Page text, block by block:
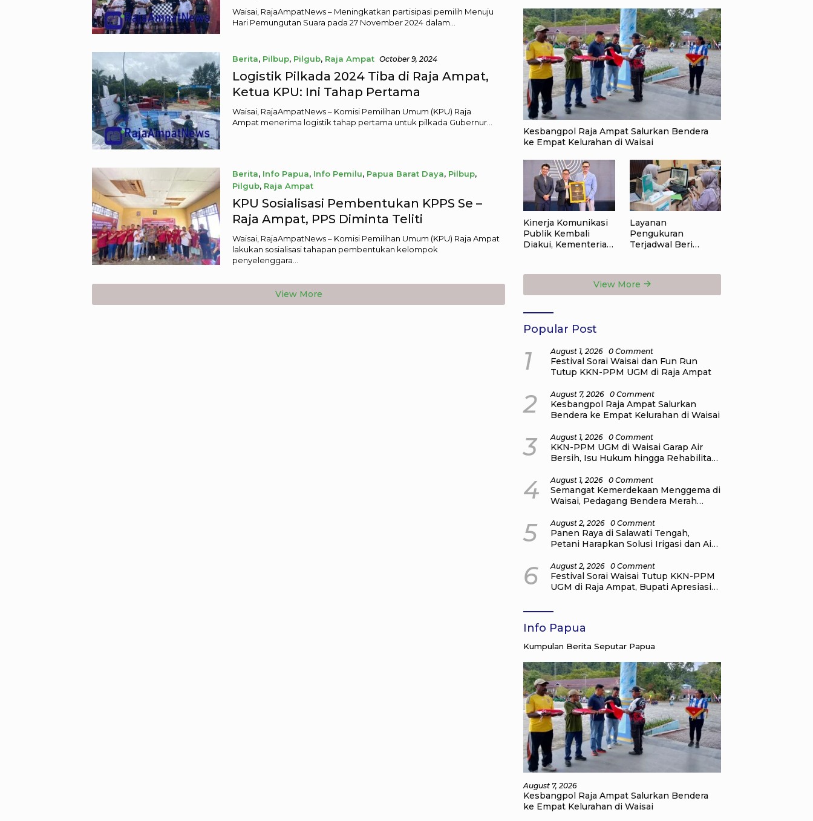
Waisai, RajaAmpatNews – Meningkatkan partisipasi pemilih Menuju
Hari Pemungutan Suara pada 27 November 2024 dalam…
Berita, Pilbup, Pilgub, Raja Ampat October 9, 2024
Logistik Pilkada 2024 Tiba di Raja Ampat,
Ketua KPU: Ini Tahap Pertama
Waisai, RajaAmpatNews – Komisi Pemilihan Umum (KPU) Raja
Ampat menerima logistik tahap pertama untuk pilkada Gubernur…
Berita, Info Papua, Info Pemilu, Papua Barat Daya, Pilbup,
Pilgub, Raja Ampat
September 16, 2024
KPU Sosialisasi Pembentukan KPPS Se –
Raja Ampat, PPS Diminta Teliti
Waisai, RajaAmpatNews – Komisi Pemilihan Umum (KPU) Raja Ampat
lakukan sosialisasi tahapan pembentukan kelompok
penyelenggara…
View More
Kesbangpol Raja Ampat Salurkan Bendera
ke Empat Kelurahan di Waisai
Kinerja Komunikasi
Publik Kembali
Diakui, Kementerian
Government
Institutions Award
2026
Layanan
Pengukuran
Terjadwal Beri
Lama Menunggu
Ukur Tanah
View More
Popular Post
1 August 1, 2026 0 Comment
Festival Sorai Waisai dan Fun Run
Tutup KKN-PPM UGM di Raja Ampat
2 August 7, 2026 0 Comment
Kesbangpol Raja Ampat Salurkan
Bendera ke Empat Kelurahan di Waisai
3 August 1, 2026 0 Comment
KKN-PPM UGM di Waisai Garap Air
Bersih, Isu Hukum hingga Rehabilitasi
4 August 1, 2026 0 Comment
Semangat Kemerdekaan Menggema di
Waisai, Pedagang Bendera Merah
5 August 2, 2026 0 Comment
Panen Raya di Salawati Tengah,
Petani Harapkan Solusi Irigasi dan Air
6 August 2, 2026 0 Comment
Festival Sorai Waisai Tutup KKN-PPM
UGM di Raja Ampat, Bupati Apresiasi
Masyarakat
Info Papua
Kumpulan Berita Seputar Papua
August 7, 2026
Kesbangpol Raja Ampat Salurkan Bendera
ke Empat Kelurahan di Waisai